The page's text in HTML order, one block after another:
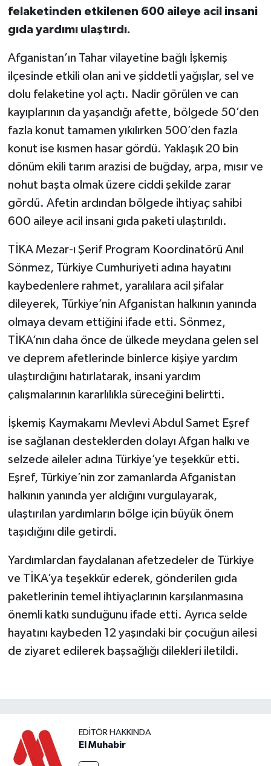
felaketinden etkilenen 600 aileye acil insani
gıda yardımı ulaştırdı.
Afganistan’ın Tahar vilayetine bağlı İşkemiş
ilçesinde etkili olan ani ve şiddetli yağışlar, sel ve
dolu felaketine yol açtı. Nadir görülen ve can
kayıplarının da yaşandığı afette, bölgede 50’den
fazla konut tamamen yıkılırken 500’den fazla
konut ise kısmen hasar gördü. Yaklaşık 20 bin
dönüm ekili tarım arazisi de buğday, arpa, mısır ve
nohut başta olmak üzere ciddi şekilde zarar
gördü. Afetin ardından bölgede ihtiyaç sahibi
600 aileye acil insani gıda paketi ulaştırıldı.
TİKA Mezar-ı Şerif Program Koordinatörü Anıl
Sönmez, Türkiye Cumhuriyeti adına hayatını
kaybedenlere rahmet, yaralılara acil şifalar
dileyerek, Türkiye’nin Afganistan halkının yanında
olmaya devam ettiğini ifade etti. Sönmez,
TİKA’nın daha önce de ülkede meydana gelen sel
ve deprem afetlerinde binlerce kişiye yardım
ulaştırdığını hatırlatarak, insani yardım
çalışmalarının kararlılıkla süreceğini belirtti.
İşkemiş Kaymakamı Mevlevi Abdul Samet Eşref
ise sağlanan desteklerden dolayı Afgan halkı ve
selzede aileler adına Türkiye’ye teşekkür etti.
Eşref, Türkiye’nin zor zamanlarda Afganistan
halkının yanında yer aldığını vurgulayarak,
ulaştırılan yardımların bölge için büyük önem
taşıdığını dile getirdi.
Yardımlardan faydalanan afetzedeler de Türkiye
ve TİKA’ya teşekkür ederek, gönderilen gıda
paketlerinin temel ihtiyaçlarının karşılanmasına
önemli katkı sunduğunu ifade etti. Ayrıca selde
hayatını kaybeden 12 yaşındaki bir çocuğun ailesi
de ziyaret edilerek başsağlığı dilekleri iletildi.
EDITÖR HAKKINDA
El Muhabir